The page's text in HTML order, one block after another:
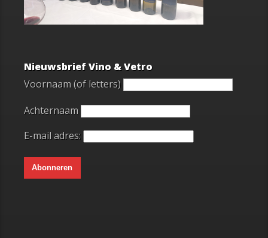
Nieuwsbrief Vino & Vetro
Voornaam (of letters)
Achternaam
E-mail adres: